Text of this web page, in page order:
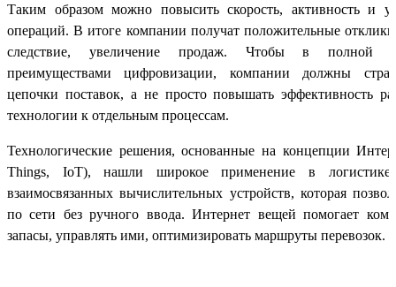
Таким образом можно повысить скорость, активность и
операций. В итоге компании получат положительные
следствие, увеличение продаж. Чтобы в полной
преимуществами цифровизации, компании должны
цепочки поставок, а не просто повышать эффективность
технологии к отдельным процессам.
Технологические решения, основанные на концепции
Things, IoT), нашли широкое применение в
взаимосвязанных вычислительных устройств, которая
по сети без ручного ввода. Интернет вещей помогает
запасы, управлять ими, оптимизировать маршруты перевозок.